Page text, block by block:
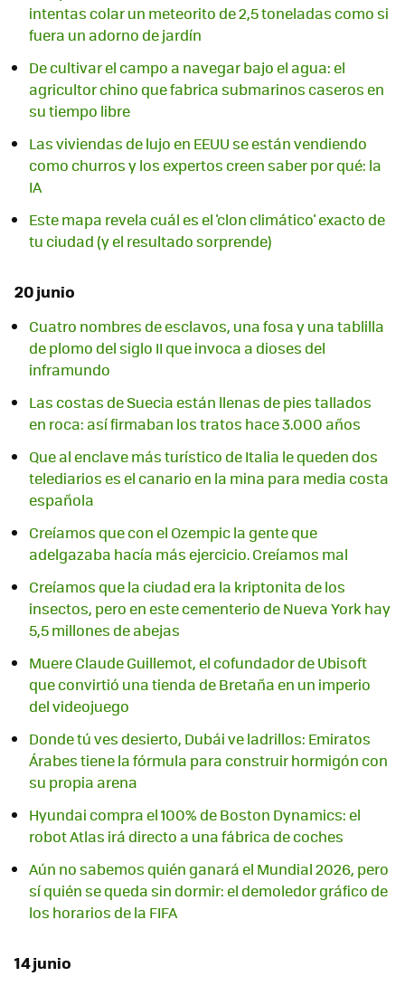
intentas colar un meteorito de 2,5 toneladas como si
fuera un adorno de jardín
De cultivar el campo a navegar bajo el agua: el
agricultor chino que fabrica submarinos caseros en
su tiempo libre
Las viviendas de lujo en EEUU se están vendiendo
como churros y los expertos creen saber por qué: la
IA
Este mapa revela cuál es el 'clon climático' exacto de
tu ciudad (y el resultado sorprende)
20 junio
Cuatro nombres de esclavos, una fosa y una tablilla
de plomo del siglo II que invoca a dioses del
inframundo
Las costas de Suecia están llenas de pies tallados
en roca: así firmaban los tratos hace 3.000 años
Que al enclave más turístico de Italia le queden dos
telediarios es el canario en la mina para media costa
española
Creíamos que con el Ozempic la gente que
adelgazaba hacía más ejercicio. Creíamos mal
Creíamos que la ciudad era la kriptonita de los
insectos, pero en este cementerio de Nueva York hay
5,5 millones de abejas
Muere Claude Guillemot, el cofundador de Ubisoft
que convirtió una tienda de Bretaña en un imperio
del videojuego
Donde tú ves desierto, Dubái ve ladrillos: Emiratos
Árabes tiene la fórmula para construir hormigón con
su propia arena
Hyundai compra el 100% de Boston Dynamics: el
robot Atlas irá directo a una fábrica de coches
Aún no sabemos quién ganará el Mundial 2026, pero
sí quién se queda sin dormir: el demoledor gráfico de
los horarios de la FIFA
14 junio